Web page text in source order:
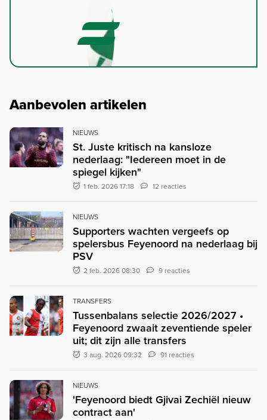
Aanbevolen artikelen
NIEUWS
St. Juste kritisch na kansloze
nederlaag: "Iedereen moet in de
spiegel kijken"
1 feb. 2026 17:18 12 reacties
NIEUWS
Supporters wachten vergeefs op
spelersbus Feyenoord na nederlaag bij
PSV
2 feb. 2026 08:30 9 reacties
TRANSFERS
Tussenbalans selectie 2026/2027 •
Feyenoord zwaait zeventiende speler
uit; dit zijn alle transfers
3 aug. 2026 09:32 91 reacties
NIEUWS
'Feyenoord biedt Gjivai Zechiël nieuw
contract aan'